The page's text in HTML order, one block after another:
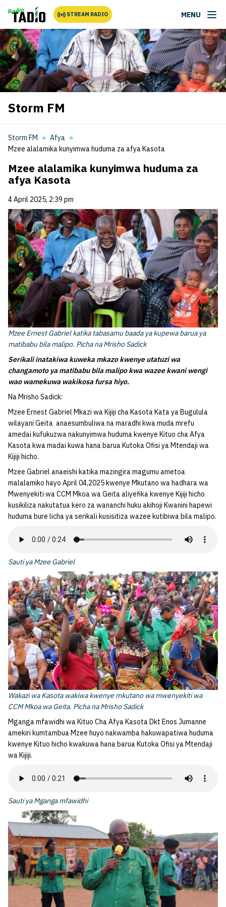
STREAM RADIO MENU
Storm FM
Storm FM
Afya
Mzee alalamika kunyimwa huduma za afya Kasota
Mzee alalamika kunyimwa huduma za
afya Kasota
4 April 2025, 2:39 pm
Mzee Ernest Gabriel katika tabasamu baada ya kupewa barua ya
matibabu bila malipo. Picha na Mrisho Sadick
Serikali inatakiwa kuweka mkazo kwenye utatuzi wa
changamoto ya matibabu bila malipo kwa wazee kwani wengi
wao wamekuwa wakikosa fursa hiyo.
Na Mrisho Sadick:
Mzee Ernest Gabriel Mkazi wa Kijiji cha Kasota Kata ya Bugulula
wilayani Geita anaesumbuliwa na maradhi kwa muda mrefu
amedai kufukuzwa nakunyimwa huduma kwenye Kituo cha Afya
Kasota kwa madai kuwa hana barua Kutoka Ofisi ya Mtendaji wa
Kijiji hicho.
Mzee Gabriel anaeishi katika mazingira magumu ametoa
malalamiko hayo April 04,2025 kwenye Mkutano wa hadhara wa
Mwenyekiti wa CCM Mkoa wa Geita aliyefika kwenye Kijiji hicho
kusikiliza nakutatua kero za wananchi huku akihoji Kwanini hapewi
huduma bure licha ya serikali kusisitiza wazee kutibiwa bila malipo.
Sauti ya Mzee Gabriel
Wakazi wa Kasota wakiwa kwenye mkutano wa mwenyekiti wa
CCM Mkoa wa Geita. Picha na Mrisho Sadick
Mganga mfawidhi wa Kituo Cha Afya Kasota Dkt Enos Jumanne
amekiri kumtambua Mzee huyo nakwamba hakuwapatiwa huduma
kwenye Kituo hicho kwakuwa hana barua Kutoka Ofisi ya Mtendaji
wa Kijiji.
Sauti ya Mganga mfawidhi